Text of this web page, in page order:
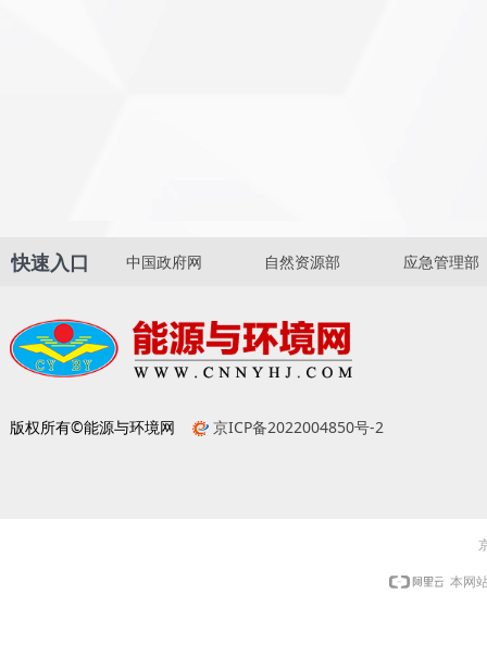
版权所有©能源与环境网 京ICP备2022004850号-2
快速入口 中国政府网 自然资源部 应急管理部
本网